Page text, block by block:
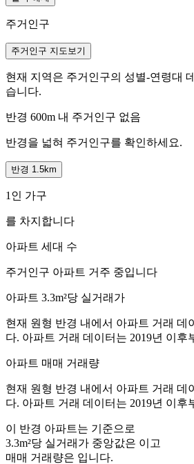
주거인구
주거인구 지도보기
현재 지역은 주거인구의 성별-연령대
습니다.
반경 600m 내 주거인구 없음
반경을 넓혀 주거인구를 확인하세요.
반경 1.5km
1인 가구
를 차지합니다
아파트 세대 수
주거인구 아파트 거주 중입니다
아파트 3.3m²당 실거래가
현재 원형 반경 내에서 아파트 거래 데
다. 아파트 거래 데이터는 2019년 이후
아파트 매매 거래량
현재 원형 반경 내에서 아파트 거래 데
다. 아파트 거래 데이터는 2019년 이후
이 반경 아파트는 기준으로
3.3m²당 실거래가 중앙값은 이고
매매 거래량은 입니다.